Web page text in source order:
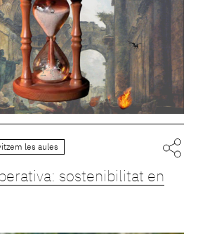
les aules
sostenibilitat en